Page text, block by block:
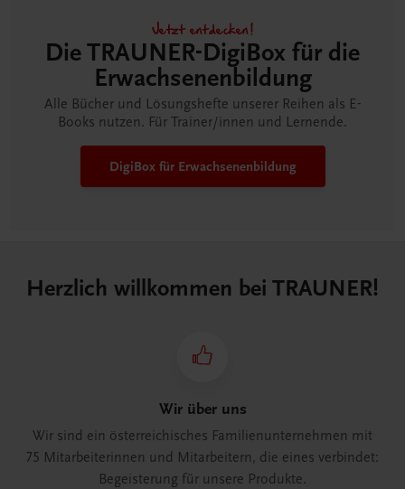
Jetzt entdecken!
Die TRAUNER-DigiBox für die
Erwachsenen­bildung
Alle Bücher und Lösungshefte unserer Reihen als E-
Books nutzen. Für Trainer/innen und Lernende.
DigiBox für Erwachsenen­bildung
Herzlich willkommen bei TRAUNER!
Wir über uns
Wir sind ein österreichisches Familienunternehmen mit
75 Mitarbeiterinnen und Mitarbeitern, die eines verbindet:
Begeisterung für unsere Produkte.